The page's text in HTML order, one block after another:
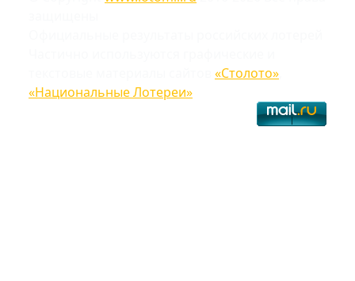
«Столото»
«Национальные Лотереи»